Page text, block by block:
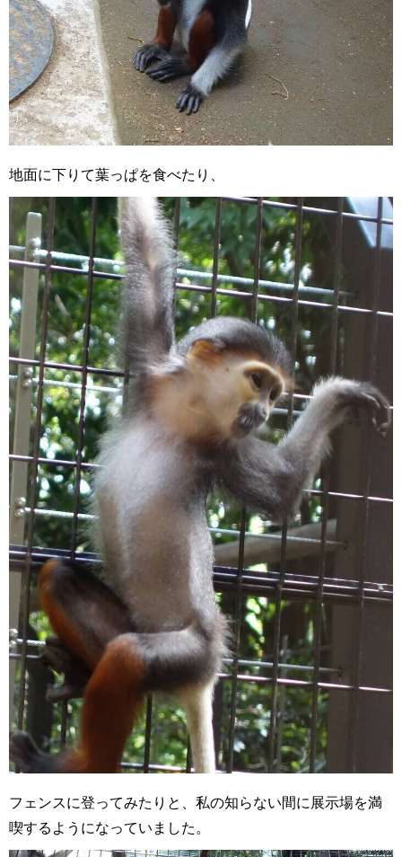
地面に下りて葉っぱを食べたり、
フェンスに登ってみたりと、私の知らない間に展示場を満
喫するようになっていました。